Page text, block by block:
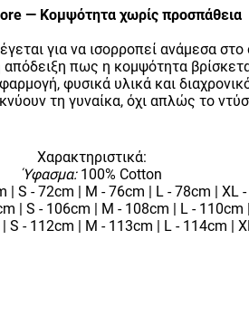
— Κομψότητα χωρίς προσπάθεια
για να ισορροπεί ανάμεσα στο
απόδειξη πως η κομψότητα
φυσικά υλικά και
τη γυναίκα, όχι απλώς το
Χαρακτηριστικά:
Ύφασμα: 100% Cotton
| S - 72cm | M - 76cm | L - 78cm | XL
| S - 106cm | M - 108cm | L - 110cm
S - 112cm | M - 113cm | L - 114cm |